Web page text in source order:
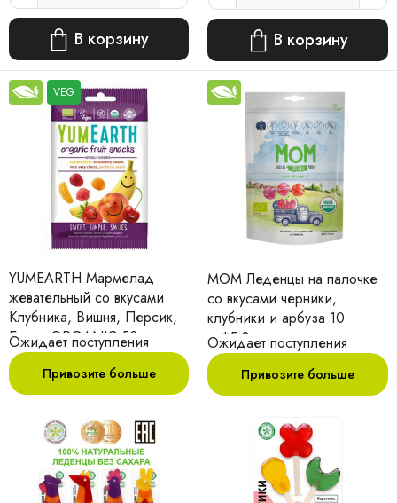
В корзину В корзину
VEG
YUMEARTH Мармелад
жевательный со вкусами
Клубника, Вишня, Персик,
Банан ORGANIC 50 г
Ожидает поступления
Привозите больше
МОМ Леденцы на палочке
со вкусами черники,
клубники и арбуза 10
шт*5,8
Ожидает поступления
Привозите больше